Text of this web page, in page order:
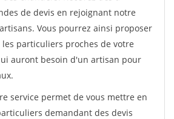
de devis en rejoignant notre
Vous pourrez ainsi proposer
les particuliers proches de votre
auront besoin d'un artisan pour
service permet de vous mettre en
demandant des devis